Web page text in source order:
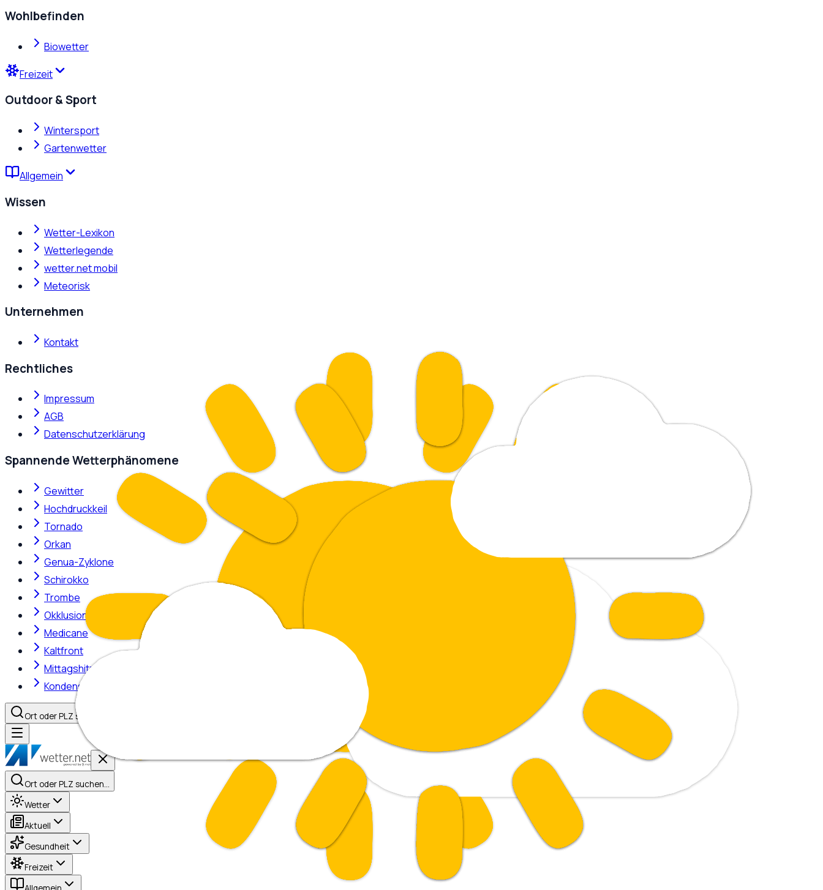
Wohlbefinden
Biowetter
Freizeit
Outdoor & Sport
Wintersport
Gartenwetter
Allgemein
Wissen
Wetter-Lexikon
Wetterlegende
wetter.net mobil
Meteorisk
Unternehmen
Kontakt
Rechtliches
Impressum
AGB
Datenschutzerklärung
Spannende Wetterphänomene
Gewitter
Hochdruckkeil
Tornado
Orkan
Genua-Zyklone
Schirokko
Trombe
Okklusion
Medicane
Kaltfront
Mittagshitze
Kondensstreifen
Ort oder PLZ suchen…
Ort oder PLZ suchen…
Wetter
Aktuell
Gesundheit
Freizeit